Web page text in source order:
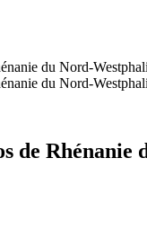
du Nord-
du Nord-
de Rhénanie